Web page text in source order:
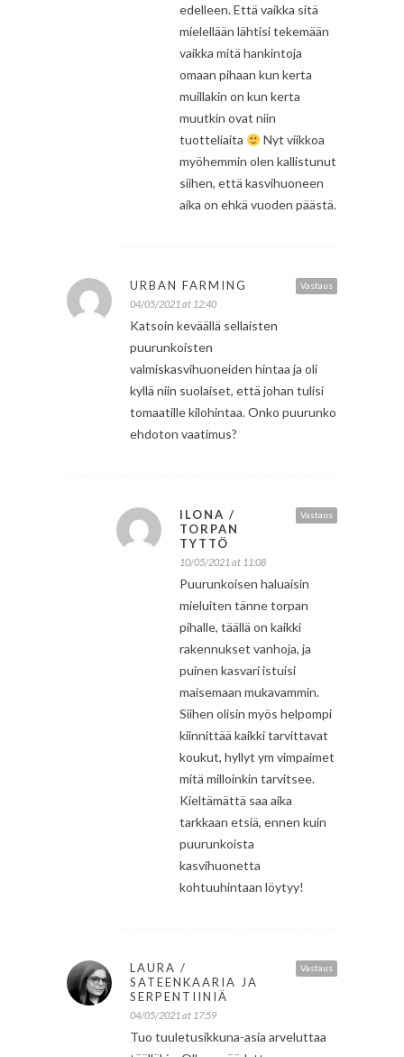
edelleen. Että vaikka sitä
mielellään lähtisi tekemään
vaikka mitä hankintoja
omaan pihaan kun kerta
muillakin on kun kerta
muutkin ovat niin
tuotteliaita
Nyt viikkoa
myöhemmin olen kallistunut
siihen, että kasvihuoneen
aika on ehkä vuoden päästä.
Vastaus
URBAN FARMING
04/05/2021 at 12:40
Katsoin keväällä sellaisten
puurunkoisten
valmiskasvihuoneiden hintaa ja oli
kyllä niin suolaiset, että johan tulisi
tomaatille kilohintaa. Onko puurunko
ehdoton vaatimus?
Vastaus
ILONA /
TORPAN
TYTTÖ
10/05/2021 at 11:08
Puurunkoisen haluaisin
mieluiten tänne torpan
pihalle, täällä on kaikki
rakennukset vanhoja, ja
puinen kasvari istuisi
maisemaan mukavammin.
Siihen olisin myös helpompi
kiinnittää kaikki tarvittavat
koukut, hyllyt ym vimpaimet
mitä milloinkin tarvitsee.
Kieltämättä saa aika
tarkkaan etsiä, ennen kuin
puurunkoista
kasvihuonetta
kohtuuhintaan löytyy!
Vastaus
LAURA /
SATEENKAARIA JA
SERPENTIINIÄ
04/05/2021 at 17:59
Tuo tuuletusikkuna-asia arveluttaa